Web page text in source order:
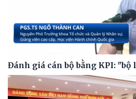
Đánh giá cán bộ bằng KPI: "bộ